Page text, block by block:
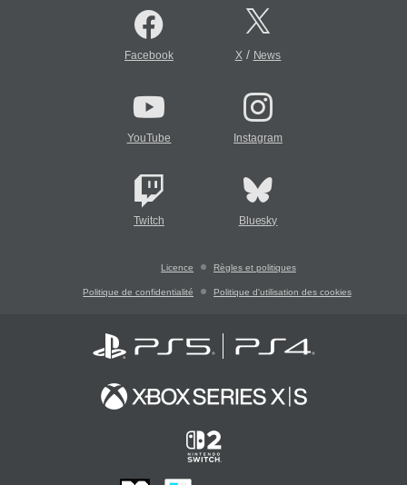
Facebook X/ News
YouTube Instagram
Twitch Bluesky
Licence Règles et politiques
Politique de confidentialité Politique d'utilisation des cookies